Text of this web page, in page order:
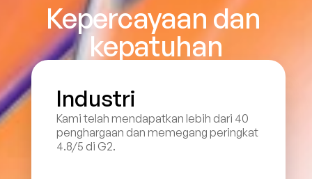
Kepercayaan dan
kepatuhan
Industri
Kami telah mendapatkan lebih dari 40
penghargaan dan memegang peringkat
4.8/5 di G2.